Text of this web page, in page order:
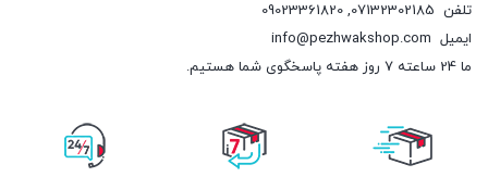
تلفن 07132302185
,
09023361820
ایمیل info@pezhwakshop.com
ما 24 ساعته 7 روز هفته پاسخگوی شما هستیم.